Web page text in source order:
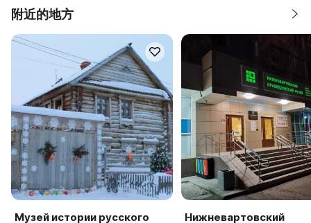
附近的地方
Музей истории русского Нижневартовский